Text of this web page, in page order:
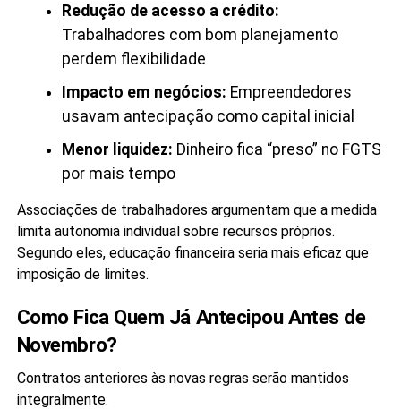
Redução de acesso a crédito:
Trabalhadores com bom planejamento
perdem flexibilidade
Impacto em negócios: Empreendedores
usavam antecipação como capital inicial
Menor liquidez: Dinheiro fica “preso” no FGTS
por mais tempo
Associações de trabalhadores argumentam que a medida
limita autonomia individual sobre recursos próprios.
Segundo eles, educação financeira seria mais eficaz que
imposição de limites.
Como Fica Quem Já Antecipou Antes de
Novembro?
Contratos anteriores às novas regras serão mantidos
integralmente.